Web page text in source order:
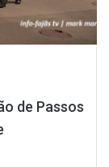
de Passos